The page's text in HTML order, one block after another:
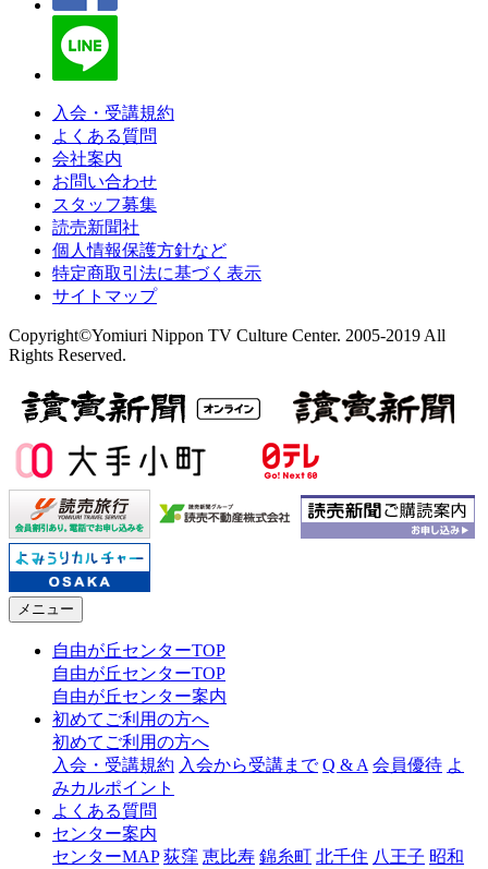
入会・受講規約
よくある質問
会社案内
お問い合わせ
スタッフ募集
読売新聞社
個人情報保護方針など
特定商取引法に基づく表示
サイトマップ
Copyright©Yomiuri Nippon TV Culture Center. 2005-2019 All
Rights Reserved.
メニュー
自由が丘センターTOP
自由が丘センターTOP
自由が丘センター案内
初めてご利用の方へ
初めてご利用の方へ
入会・受講規約 入会から受講まで Q & A 会員優待 よ
みカルポイント
よくある質問
センター案内
センターMAP 荻窪 恵比寿 錦糸町 北千住 八王子 昭和